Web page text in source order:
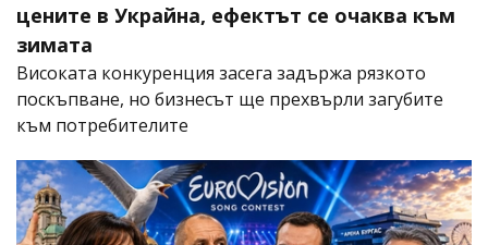
цените в Украйна, ефектът се очаква към
зимата
Високата конкуренция засега задържа рязкото
поскъпване, но бизнесът ще прехвърли загубите
към потребителите